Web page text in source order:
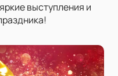
выступления и